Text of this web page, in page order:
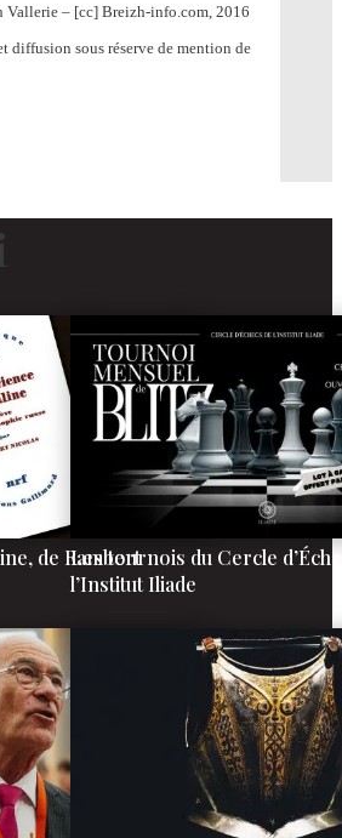
Vallerie – [cc] Breizh-info.com, 2016
diffusion sous réserve de mention de
de Rambert
Les tournois du Cercle
l’Institut Iliade